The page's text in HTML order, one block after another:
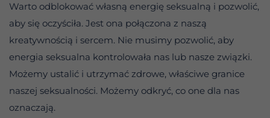
Warto odblokować własną energię seksualną i pozwolić,
aby się oczyściła. Jest ona połączona z naszą
kreatywnością i sercem. Nie musimy pozwolić, aby
energia seksualna kontrolowała nas lub nasze związki.
Możemy ustalić i utrzymać zdrowe, właściwe granice
naszej seksualności. Możemy odkryć, co one dla nas
oznaczają.